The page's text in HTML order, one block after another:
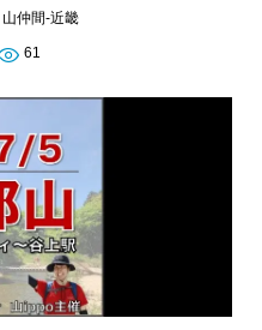
山仲間-近畿
61